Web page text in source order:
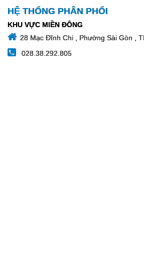
HỆ THỐNG PHÂN PHỐI
KHU VỰC MIỀN ĐÔNG
28 Mạc Đĩnh Chi , Phường Sài Gòn ,
028.38.292.805